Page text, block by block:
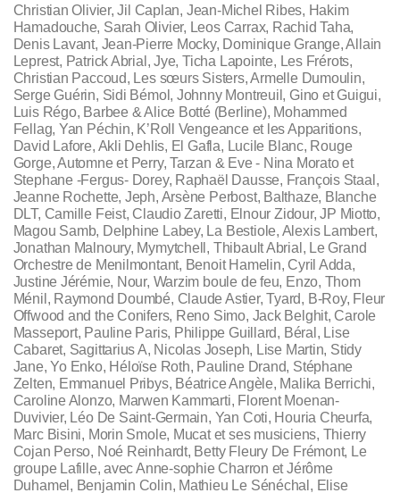
Christian Olivier, Jil Caplan, Jean-Michel Ribes, Hakim
Hamadouche, Sarah Olivier, Leos Carrax, Rachid Taha,
Denis Lavant, Jean-Pierre Mocky, Dominique Grange, Allain
Leprest, Patrick Abrial, Jye, Ticha Lapointe, Les Frérots,
Christian Paccoud, Les sœurs Sisters, Armelle Dumoulin,
Serge Guérin, Sidi Bémol, Johnny Montreuil, Gino et Guigui,
Luis Régo, Barbee & Alice Botté (Berline), Mohammed
Fellag, Yan Péchin, K’Roll Vengeance et les Apparitions,
David Lafore, Akli Dehlis, El Gafla, Lucile Blanc, Rouge
Gorge, Automne et Perry, Tarzan & Eve - Nina Morato et
Stephane -Fergus- Dorey, Raphaël Dausse, François Staal,
Jeanne Rochette, Jeph, Arsène Perbost, Balthaze, Blanche
DLT, Camille Feist, Claudio Zaretti, Elnour Zidour, JP Miotto,
Magou Samb, Delphine Labey, La Bestiole, Alexis Lambert,
Jonathan Malnoury, Mymytchell, Thibault Abrial, Le Grand
Orchestre de Menilmontant, Benoit Hamelin, Cyril Adda,
Justine Jérémie, Nour, Warzim boule de feu, Enzo, Thom
Ménil, Raymond Doumbé, Claude Astier, Tyard, B-Roy, Fleur
Offwood and the Conifers, Reno Simo, Jack Belghit, Carole
Masseport, Pauline Paris, Philippe Guillard, Béral, Lise
Cabaret, Sagittarius A, Nicolas Joseph, Lise Martin, Stidy
Jane, Yo Enko, Héloïse Roth, Pauline Drand, Stéphane
Zelten, Emmanuel Pribys, Béatrice Angèle, Malika Berrichi,
Caroline Alonzo, Marwen Kammarti, Florent Moenan-
Duvivier, Léo De Saint-Germain, Yan Coti, Houria Cheurfa,
Marc Bisini, Morin Smole, Mucat et ses musiciens, Thierry
Cojan Perso, Noé Reinhardt, Betty Fleury De Frémont, Le
groupe Lafille, avec Anne-sophie Charron et Jérôme
Duhamel, Benjamin Colin, Mathieu Le Sénéchal, Elise